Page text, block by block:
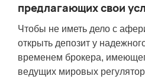
предлагающих свои
Чтобы не иметь дело с
открыть депозит у
временем брокера,
ведущих мировых